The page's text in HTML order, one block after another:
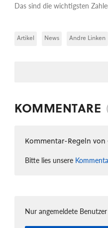
Das sind die wichtigsten
Artikel News Andre Linken
KOMMENTARE
Kommentar-Regeln von
Bitte lies unsere
Nur angemeldete